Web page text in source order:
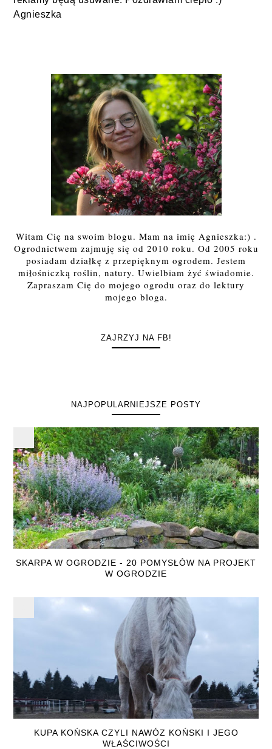
Agnieszka
Witam Cię na swoim blogu. Mam na imię Agnieszka:) .
Ogrodnictwem zajmuję się od 2010 roku. Od 2005 roku
posiadam działkę z przepięknym ogrodem. Jestem
miłośniczką roślin, natury. Uwielbiam żyć świadomie.
Zapraszam Cię do mojego ogrodu oraz do lektury
mojego bloga.
ZAJRZYJ NA FB!
NAJPOPULARNIEJSZE POSTY
SKARPA W OGRODZIE - 20 POMYSŁÓW NA PROJEKT
W OGRODZIE
KUPA KOŃSKA CZYLI NAWÓZ KOŃSKI I JEGO
WŁAŚCIWOŚCI